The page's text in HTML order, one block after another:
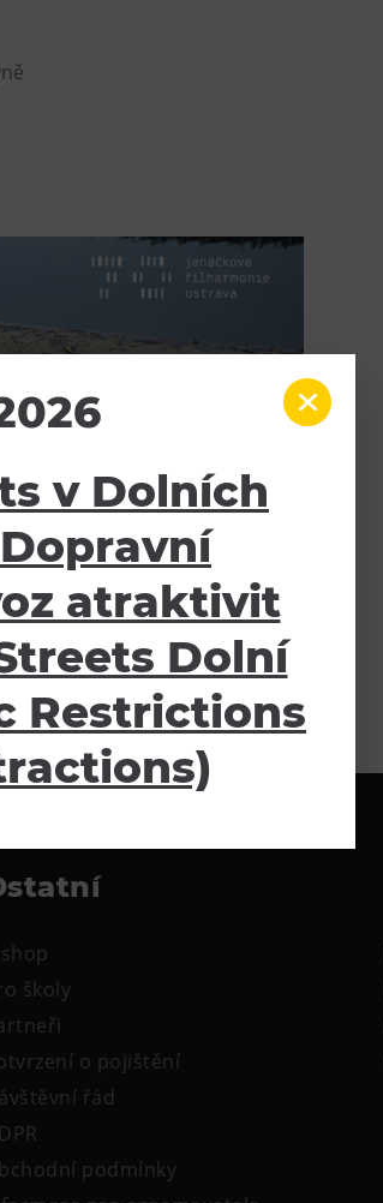
shop
školy
o pojištění
řád
podmínky
v Dolních
atraktivit
Dolní
Restrictions